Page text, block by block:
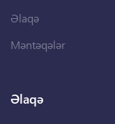
Əlaqə
Məntəqələr
Əlaqə